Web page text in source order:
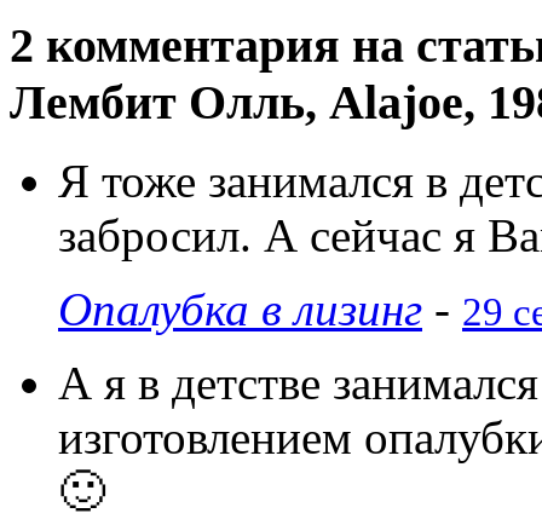
2 комментария на
Лембит Олль, Alajoe,
Я тоже занимался в
забросил. А сейчас я
Опалубка в лизинг - 29
А я в детстве
изготовлением
🙂